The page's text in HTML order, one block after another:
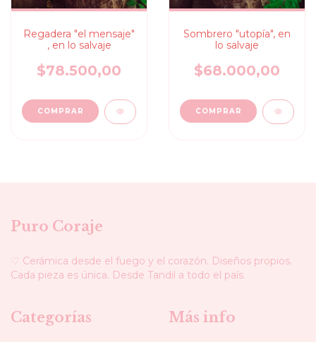
Regadera "el mensaje"
, en lo salvaje
$78.500,00
Sombrero "utopía", en
lo salvaje
$68.000,00
Puro Coraje
♡ Cerámica desde el fuego y el corazón. Diseños propios.
Cada pieza es única. Desde Tandil a todo el país.
Categorías Más info